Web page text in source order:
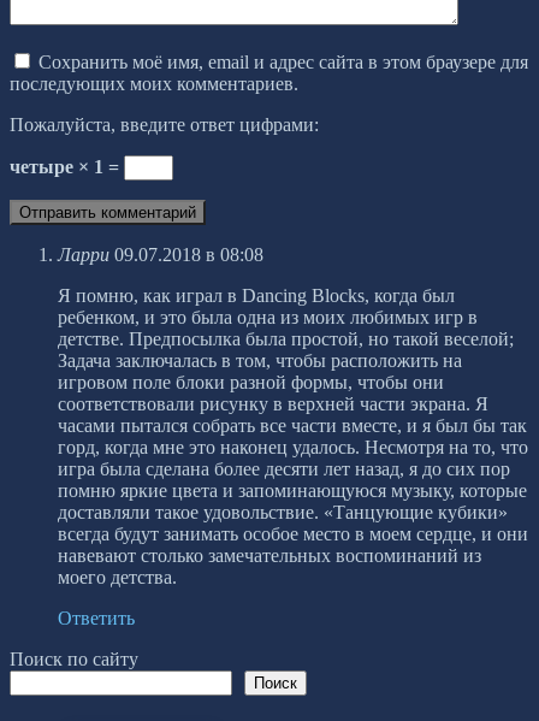
Сохранить моё имя, email и адрес сайта в этом браузере для
последующих моих комментариев.
Пожалуйста, введите ответ цифрами:
четыре × 1 =
Ларри 09.07.2018 в 08:08
Я помню, как играл в Dancing Blocks, когда был
ребенком, и это была одна из моих любимых игр в
детстве. Предпосылка была простой, но такой веселой;
Задача заключалась в том, чтобы расположить на
игровом поле блоки разной формы, чтобы они
соответствовали рисунку в верхней части экрана. Я
часами пытался собрать все части вместе, и я был бы так
горд, когда мне это наконец удалось. Несмотря на то, что
игра была сделана более десяти лет назад, я до сих пор
помню яркие цвета и запоминающуюся музыку, которые
доставляли такое удовольствие. «Танцующие кубики»
всегда будут занимать особое место в моем сердце, и они
навевают столько замечательных воспоминаний из
моего детства.
Ответить
Поиск по сайту
Поиск